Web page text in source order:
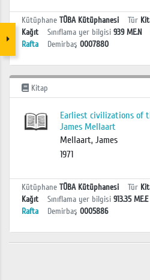
Kütüphane TÜBA Kütüphanesi Tür
Kağıt
Sınıflama yer bilgisi 939 ME.N
Rafta
Demirbaş 0007880
Kitap
Earliest civilizations of
James Mellaart
Mellaart, James
1971
Kütüphane TÜBA Kütüphanesi Tür
Kağıt
Sınıflama yer bilgisi 913.35 ME.E
Rafta
Demirbaş 0005886